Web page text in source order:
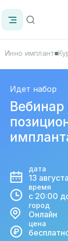
Инно имплант
Идет набор
время
с 10:00
город
Москва
цена
23 000 ₽